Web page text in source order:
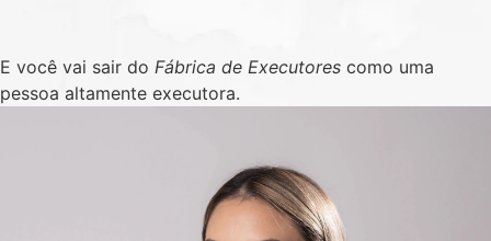
E você vai sair do Fábrica de Executores como uma
pessoa altamente executora.